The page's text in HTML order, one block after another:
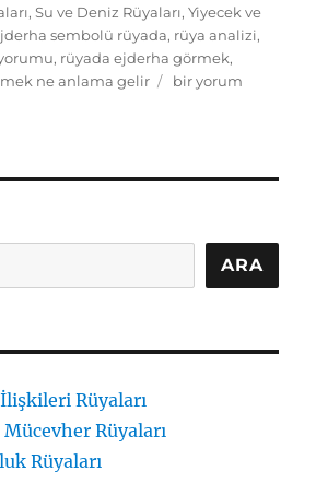
,Su ve Deniz Rüyaları,Yiyecek ve
sembolü rüyada, rüya analizi,
, rüyada ejderha görmek,
ne anlama gelir
Rüyada
Güç
Korku
bir yorum
ARA
Rüyaları
Mücevher Rüyaları
Rüyaları